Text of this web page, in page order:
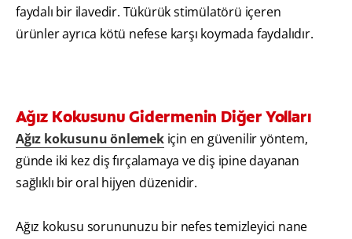
faydalı bir ilavedir. Tükürük stimülatörü içeren
ürünler ayrıca kötü nefese karşı koymada faydalıdır.
Ağız Kokusunu Gidermenin Diğer Yolları
Ağız kokusunu önlemekiçin en güvenilir yöntem,
günde iki kez diş fırçalamaya ve diş ipine dayanan
sağlıklı bir oral hijyen düzenidir.
Ağız kokusu sorununuzu bir nefes temizleyici nane